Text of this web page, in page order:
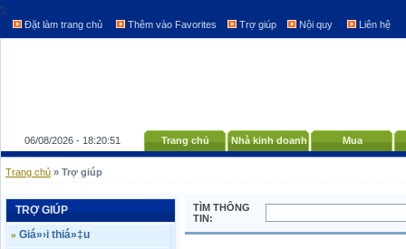
');
Đặt làm trang chủ
Thêm vào Favorites Trợ giúp Nội quy Liên hệ
06/08/2026 - 18:20:51 Trang chủ Nhà kinh doanh Mua
Trang chủ » Trợ giúp
TRỢ GIÚP
» Giá»›i thiá»‡u
TÌM THÔNG
TIN: